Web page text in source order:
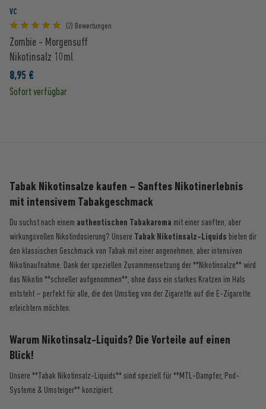
VC
(2) Bewertungen
Zombie - Morgensuff
Nikotinsalz 10ml
8,95 €
Sofort verfügbar
Tabak Nikotinsalze kaufen – Sanftes Nikotinerlebnis
mit intensivem Tabakgeschmack
Du suchst nach einem authentischen Tabakaroma mit einer sanften, aber
wirkungsvollen Nikotindosierung? Unsere Tabak Nikotinsalz-Liquids bieten dir
den klassischen Geschmack von Tabak mit einer angenehmen, aber intensiven
Nikotinaufnahme. Dank der speziellen Zusammensetzung der **Nikotinsalze** wird
das Nikotin **schneller aufgenommen**, ohne dass ein starkes Kratzen im Hals
entsteht – perfekt für alle, die den Umstieg von der Zigarette auf die E-Zigarette
erleichtern möchten.
Warum Nikotinsalz-Liquids? Die Vorteile auf einen
Blick!
Unsere **Tabak Nikotinsalz-Liquids** sind speziell für **MTL-Dampfer, Pod-
Systeme & Umsteiger** konzipiert: